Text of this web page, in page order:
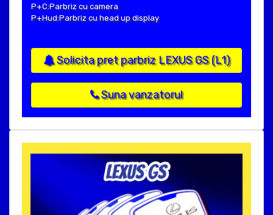
P+C:Parbriz cu camera
P+Hud:Parbriz cu head up display
Solicita pret parbriz LEXUS GS (L1)
Suna vanzatorul